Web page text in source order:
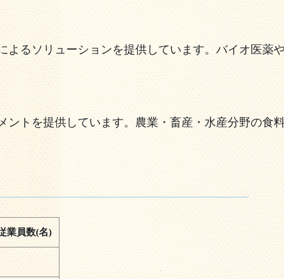
よるソリューションを提供しています。バイオ医薬
ントを提供しています。農業・畜産・水産分野の食
業員数(名)